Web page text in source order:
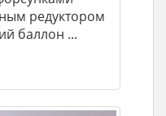
редуктором
баллон ...